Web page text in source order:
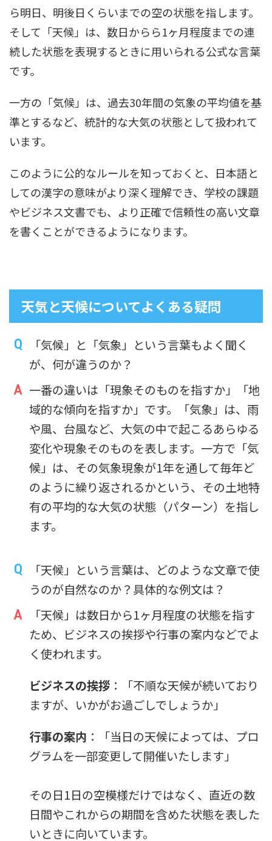
ら明日、明後日くらいまでの空の状態を指します。
そして「天候」は、数日からら1ヶ月程度までの連
続した状態を表現するときに用いられる公式な言葉
です。
一方の「気候」は、過去30年間の気象の平均値を基
準とするなど、統計的な大気の状態として扱われて
います。
このように公的なルールを知っておくと、日本語と
しての漢字の意味がより深く理解でき、学校の課題
やビジネス文書でも、より正確で信頼性の高い文章
を書くことができるようになります。
天気と天候についてよくある疑問
「気候」と「気象」という言葉もよく聞く
が、何が違うのか？
一番の違いは「現象そのものを指すか」「地
域的な傾向を指すか」です。「気象」は、雨
や風、台風など、大気の中で起こるあらゆる
変化や現象そのものを表します。一方で「気
候」は、その気象現象が1年を通して毎年ど
のように繰り返されるかという、その土地特
有の平均的な大気の状態（パターン）を指し
ます。
「天候」という言葉は、どのような文章で使
うのが自然なのか？具体的な例文は？
「天候」は数日から1ヶ月程度の状態を指す
ため、ビジネスの挨拶や行事の案内などでよ
く使われます。
ビジネスの挨拶 ：「不順な天候が続いており
ますが、いかがお過ごしでしょうか」
行事の案内 ：「当日の天候によっては、プロ
グラムを一部変更して開催いたします」
その日1日の空模様だけではなく、直近の数
日間やこれからの期間を含めた状態を表した
いときに向いています。